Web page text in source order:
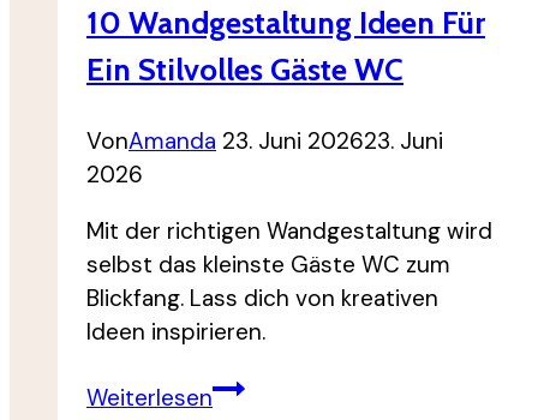
10 Wandgestaltung Ideen Für
Ein Stilvolles Gäste WC
VonAmanda 23. Juni 202623. Juni
2026
Mit der richtigen Wandgestaltung wird
selbst das kleinste Gäste WC zum
Blickfang. Lass dich von kreativen
Ideen inspirieren.
Weiterlesen10